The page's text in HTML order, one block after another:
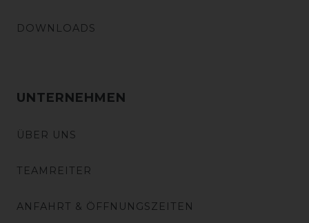
DOWNLOADS
UNTERNEHMEN
ÜBER UNS
TEAMREITER
ANFAHRT & ÖFFNUNGSZEITEN